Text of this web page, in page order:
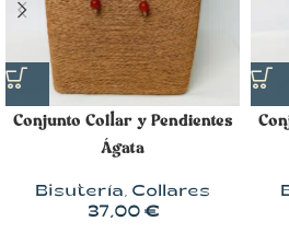
Conjunto Collar y Pendientes
Ágata
Bisutería, Collares
37,00 €